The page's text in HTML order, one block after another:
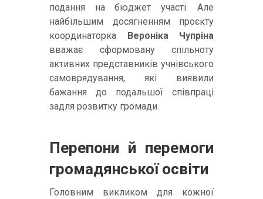
подання на бюджет участі. Але
найбільшим досягненням проєкту
координаторка
Вероніка Чупріна
вважає сформовану спільноту
активних представників учнівського
самоврядування, які виявили
бажання до подальшої співпраці
задля розвитку громади.
Перепони й перемоги
громадянської освіти
Головним викликом для кожної